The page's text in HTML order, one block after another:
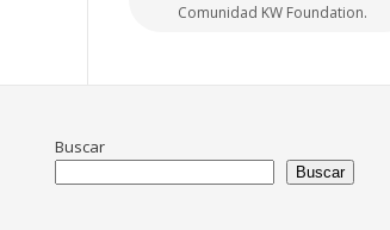
Comunidad KW Foundation.
Buscar
Buscar